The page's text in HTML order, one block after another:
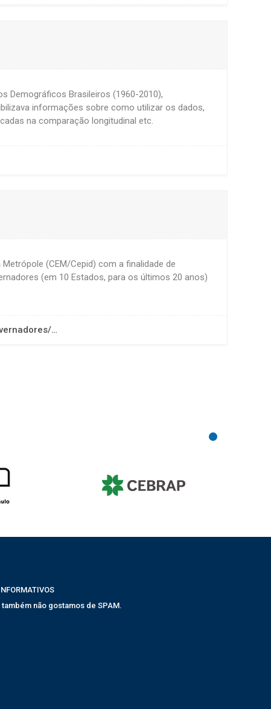
Demográficos Brasileiros (1960-2010),
informações sobre como utilizar os dados,
na comparação longitudinal etc.
(CEM/Cepid) com a finalidade de
(em 10 Estados, para os últimos 20 anos)
…
não gostamos de SPAM.